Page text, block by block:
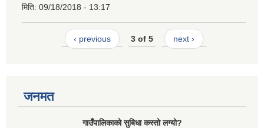
मिति: 09/18/2018 - 13:17
‹ previous 3 of 5 next ›
जनमत
गाउँपालिकाको सुबिधा कस्तो लग्यो?